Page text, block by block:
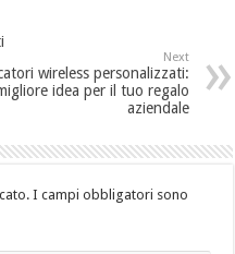
Next
wireless personalizzati:
idea per il tuo regalo
aziendale
I campi obbligatori sono